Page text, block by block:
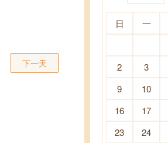
下一天
日 一
2
3
9 10
16
17
23
24